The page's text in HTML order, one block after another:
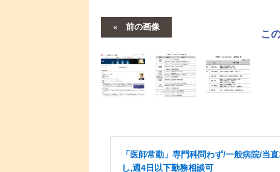
前の画像
こ
「医師常勤」専門科問わず/一般病院/当
し,週4日以下勤務相談可